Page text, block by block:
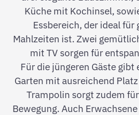
Küche mit Kochinsel,
Essbereich, der ideal für
Mahlzeiten ist. Zwei
mit TV sorgen für
Für die jüngeren Gäste gibt
Garten mit ausreichend
Trampolin sorgt zudem
Bewegung. Auch